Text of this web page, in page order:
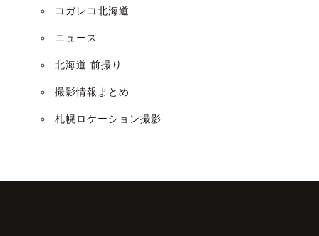
コガレコ北海道
ニュース
北海道 前撮り
撮影情報まとめ
札幌ロケーション撮影